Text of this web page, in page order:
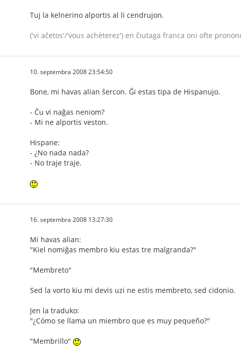
Tuj la kelnerino alportis al li cendrujon.
('vi aĉetos'/'vous achèterez') en ĉiutaga franca oni ofte
10. septembra 2008 23:54:50
Bone, mi havas alian ŝercon. Ĝi estas tipa de Hispanujo.
- Ĉu vi naĝas neniom?
- Mi ne alportis veston.
Hispane:
- ¿No nada nada?
- No traje traje.
16. septembra 2008 13:27:30
Mi havas alian:
"Kiel nomiĝas membro kiu estas tre malgranda?"
"Membreto"
Sed la vorto kiu mi devis uzi ne estis membreto, sed cidonio.
Jen la traduko:
"¿Cómo se llama un miembro que es muy pequeño?"
"Membrillo"